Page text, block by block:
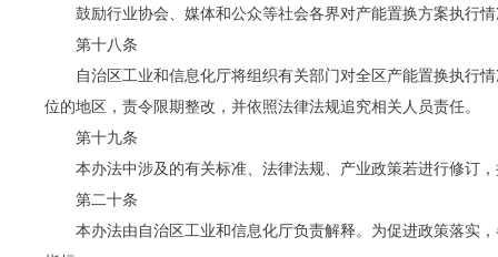
鼓励行业协会、媒体和公众等社会各界对产能置换方案执行
第十八条
自治区工业和信息化厅将组织有关部门对全区产能置换执行
位的地区，责令限期整改，并依照法律法规追究相关人员责任。
第十九条
本办法中涉及的有关标准、法律法规、产业政策若进行修订
第二十条
本办法由自治区工业和信息化厅负责解释。为促进政策落实